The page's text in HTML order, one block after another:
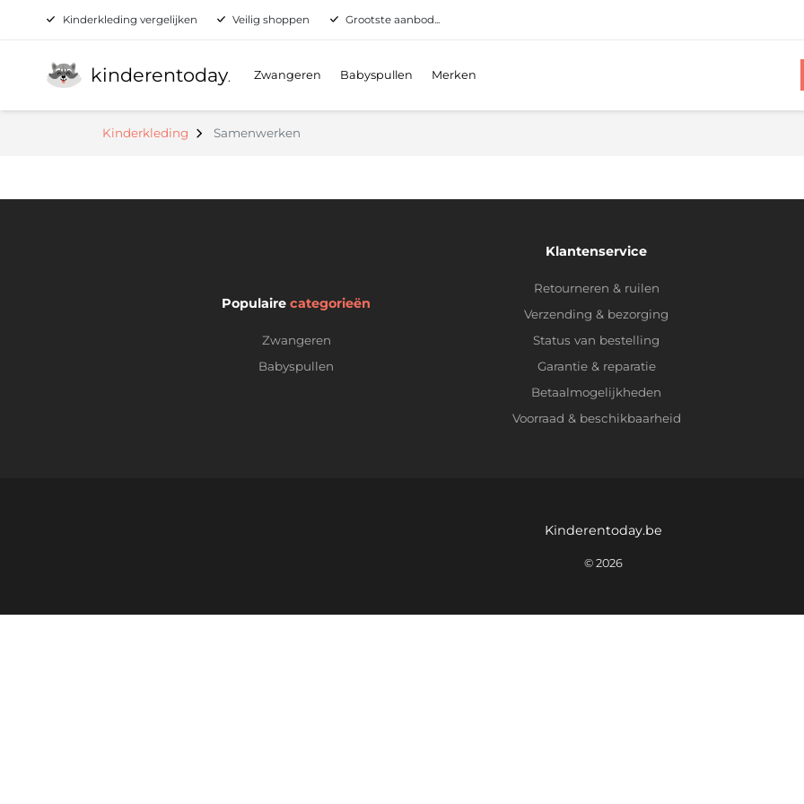
Kinderkleding vergelijken Veilig shoppen Grootste aanbod...
kinderentoday. Zwangeren Babyspullen Merken
Kinderkleding Samenwerken
Populairecategorieën
Zwangeren
Babyspullen
Klantenservice
Retourneren & ruilen
Verzending & bezorging
Status van bestelling
Garantie & reparatie
Betaalmogelijkheden
Voorraad & beschikbaarheid
Kinderentoday.be
© 2026